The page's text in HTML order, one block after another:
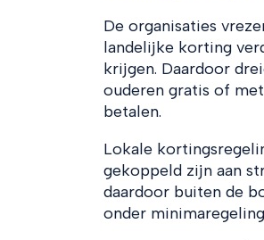
De organisaties
landelijke korting
krijgen. Daardoor
ouderen gratis of
betalen.
Lokale
gekoppeld zijn aan
daardoor buiten de
onder